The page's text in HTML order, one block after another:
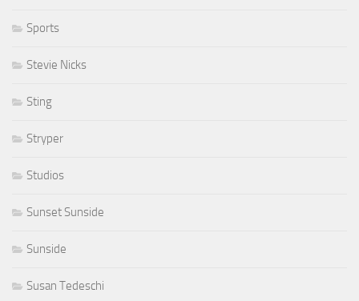
Sports
Stevie Nicks
Sting
Stryper
Studios
Sunset Sunside
Sunside
Susan Tedeschi